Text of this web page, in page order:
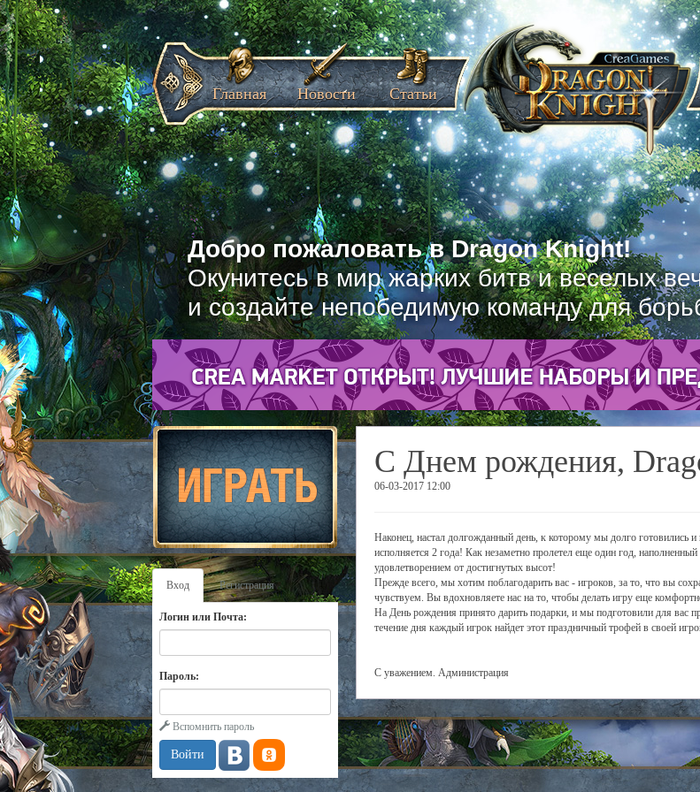
Добро пожаловать в Dragon Knight!
Окунитесь в мир жарких битв и веселых
и создайте непобедимую команду для
Главная Новости Статьи
Вход Регистрация
Логин или Почта:
Пароль:
Вспомнить пароль
С Днем рождения,
06-03-2017 12:00
Наконец, настал долгожданный день, к которому мы долго
исполняется 2 года! Как незаметно пролетел еще один год,
удовлетворением от достигнутых высот!
Прежде всего, мы хотим поблагодарить вас - игроков, за то, что вы
чувствуем. Вы вдохновляете нас на то, чтобы делать игру еще
На День рождения принято дарить подарки, и мы подготовили для вас
течение дня каждый игрок найдет этот праздничный трофей в своей
С уважением. Администрация